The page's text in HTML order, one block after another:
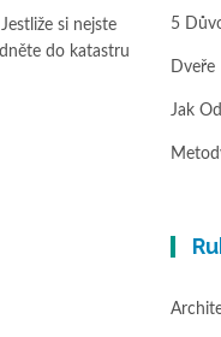
si nejste
do katastru
5
Dveře
Jak